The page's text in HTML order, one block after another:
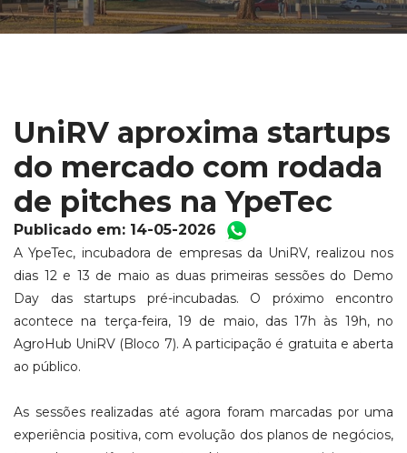
UniRV aproxima startups
do mercado com rodada
de pitches na YpeTec
Publicado em: 14-05-2026
A YpeTec, incubadora de empresas da UniRV, realizou nos
dias 12 e 13 de maio as duas primeiras sessões do Demo
Day das startups pré-incubadas. O próximo encontro
acontece na terça-feira, 19 de maio, das 17h às 19h, no
AgroHub UniRV (Bloco 7). A participação é gratuita e aberta
ao público.
As sessões realizadas até agora foram marcadas por uma
experiência positiva, com evolução dos planos de negócios,